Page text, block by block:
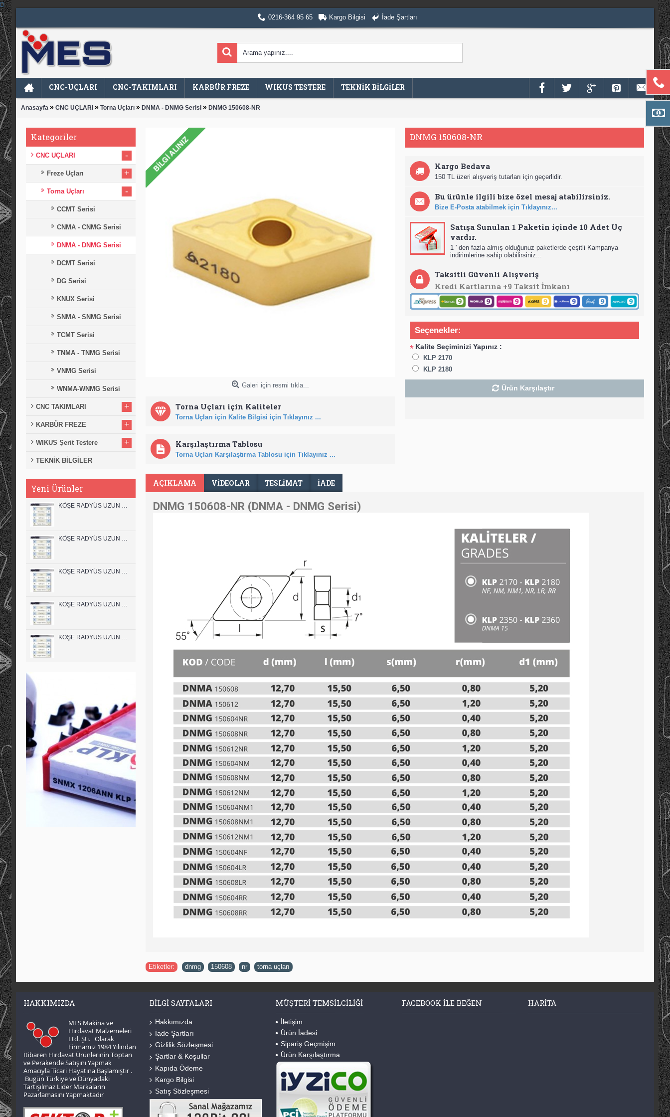
0216-364 95 65 Kargo Bilgisi İade Şartları
CNC-UÇLARI CNC-TAKIMLARI KARBÜR FREZE WIKUS TESTERE TEKNİK BİLGİLER
Anasayfa » CNC UÇLARI » Torna Uçları » DNMA - DNMG Serisi » DNMG 150608-NR
Kategoriler
CNC UÇLARI -
Freze Uçları +
Torna Uçları -
CCMT Serisi
CNMA - CNMG Serisi
DNMA - DNMG Serisi
DCMT Serisi
DG Serisi
KNUX Serisi
SNMA - SNMG Serisi
TCMT Serisi
TNMA - TNMG Serisi
VNMG Serisi
WNMA-WNMG Serisi
CNC TAKIMLARI +
KARBÜR FREZE +
WIKUS Şerit Testere +
TEKNİK BİLGİLER
Yeni Ürünler
Galeri için resmi tıkla...
Torna Uçları için Kaliteler
Torna Uçları için Kalite Bilgisi için Tıklayınız ...
Karşılaştırma Tablosu
Torna Uçları Karşılaştırma Tablosu için Tıklayınız ...
DNMG 150608-NR
Kargo Bedava
150 TL üzeri alışveriş tutarları için geçerlidir.
Bu ürünle ilgili bize özel mesaj atabilirsiniz.
Bize E-Posta atabilmek için Tıklayınız...
Satışa Sunulan 1 Paketin içinde 10 Adet Uç
vardır.
1 ' den fazla almış olduğunuz paketlerde çeşitli Kampanya
indirimlerine sahip olabilirsiniz...
Taksitli Güvenli Alışveriş
Kredi Kartlarına +9 Taksit İmkanı
Seçenekler:
* Kalite Seçiminizi Yapınız :
KLP 2170
KLP 2180
Ürün Karşılaştır
AÇIKLAMA VIDEOLAR TESLIMAT İADE
DNMG 150608-NR (DNMA - DNMG Serisi)
Etiketler: dnmg 150608 nr torna uçları
HAKKIMIZDA
MES Makina ve
Hırdavat Malzemeleri
Ltd. Şti. Olarak
Firmamız 1984 Yılından
İtibaren Hırdavat Ürünlerinin Toptan
ve Perakende Satışını Yapmak
Amacıyla Ticari Hayatına Başlamıştır .
Bugün Türkiye ve Dünyadaki
Tartışılmaz Lider Markaların
Pazarlamasını Yapmaktadır
BILGI SAYFALARI
Hakkımızda
İade Şartları
Gizlilik Sözleşmesi
Şartlar & Koşullar
Kapıda Ödeme
Kargo Bilgisi
Satış Sözleşmesi
MÜŞTERI TEMSILCILIĞI
İletişim
Ürün İadesi
Sipariş Geçmişim
Ürün Karşılaştırma
FACEBOOK ILE BEĞEN HARITA